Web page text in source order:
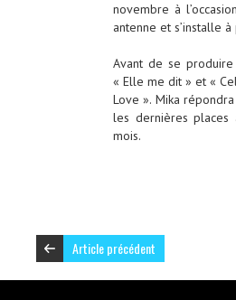
novembre à
antenne et s’installe
Avant de se
« Elle me dit » et «
Love ». Mika
les dernières places
mois.
Article précédent